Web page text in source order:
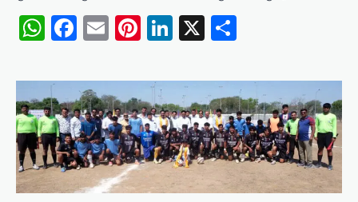
WhatsApp
Facebook
EmailPinterest
LinkedIn
X